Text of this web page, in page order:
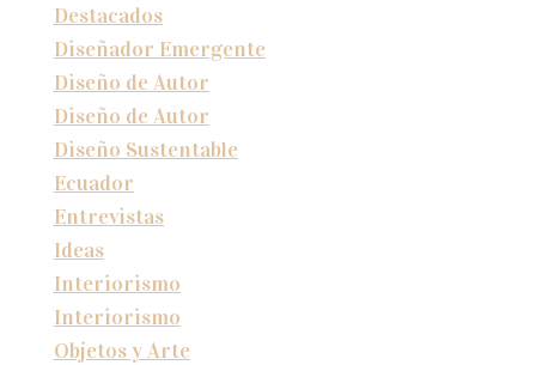
Destacados
Diseñador Emergente
Diseño de Autor
Diseño de Autor
Diseño Sustentable
Ecuador
Entrevistas
Ideas
Interiorismo
Interiorismo
Objetos y Arte